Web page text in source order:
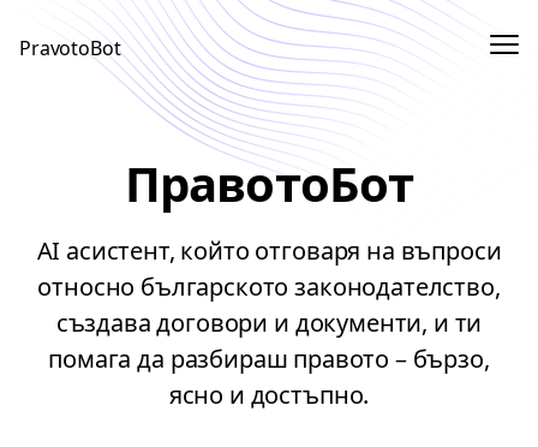
PravotoBot
ПравотоБот
AI асистент, който отговаря на въпроси
относно българското законодателство,
създава договори и документи, и ти
помага да разбираш правото – бързо,
ясно и достъпно.